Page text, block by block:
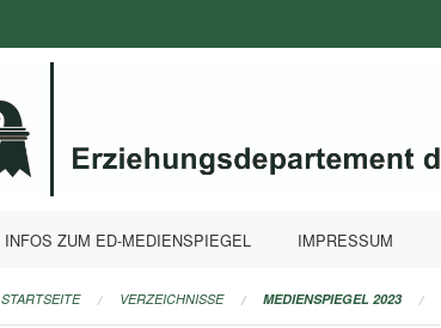
INFOS ZUM ED-MEDIENSPIEGEL IMPRESSUM
STARTSEITE VERZEICHNISSE MEDIENSPIEGEL 2023